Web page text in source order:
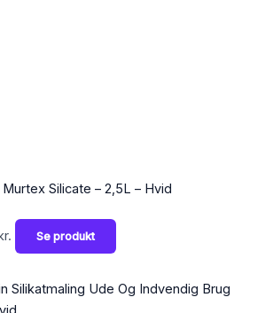
Silicate – 2,5L – Hvid
Se produkt